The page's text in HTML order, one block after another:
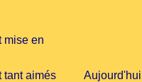
mise en
tant aimés